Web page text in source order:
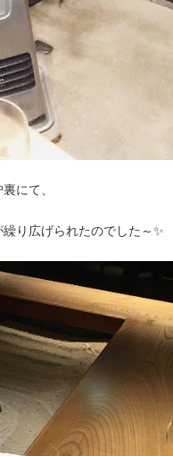
にて、
り広げられたのでした～✨